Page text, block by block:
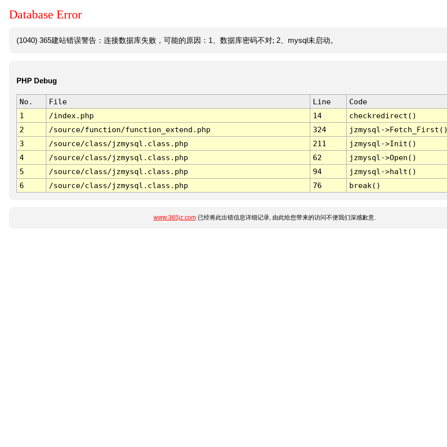
Database Error
(1040) 365建站错误警告：连接数据库失败，可能的原因：1、数据库密码不对; 2、mysql未启动。
PHP Debug
No. File Line
Code
1
/index.php 14
checkredirect()
2
/source/function/function_extend.php 324
jzmysql-
3
/source/class/jzmysql.class.php 211
jzmysql->Init()
4
/source/class/jzmysql.class.php 62
jzmysql->Open()
5
/source/class/jzmysql.class.php 94
jzmysql->halt()
6
/source/class/jzmysql.class.php 76 break()
www.365jz.com已经将此出错信息详细记录, 由此给您带来的访问不便我们深感歉意.